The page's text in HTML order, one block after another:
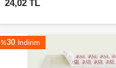
24,02 TL
%30 İndirim